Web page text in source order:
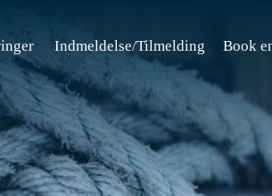
Indmeldelse/Tilmelding Book